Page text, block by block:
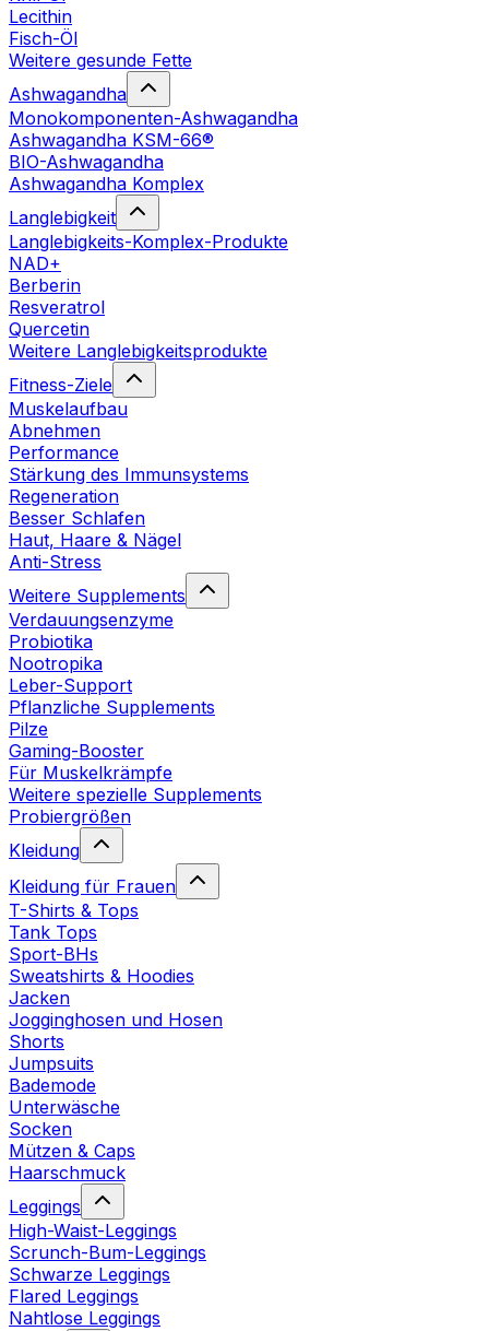
Lecithin
Fisch-Öl
Weitere gesunde Fette
Ashwagandha
Monokomponenten-Ashwagandha
Ashwagandha KSM-66®
BIO-Ashwagandha
Ashwagandha Komplex
Langlebigkeit
Langlebigkeits-Komplex-Produkte
NAD+
Berberin
Resveratrol
Quercetin
Weitere Langlebigkeitsprodukte
Fitness-Ziele
Muskelaufbau
Abnehmen
Performance
Stärkung des Immunsystems
Regeneration
Besser Schlafen
Haut, Haare & Nägel
Anti-Stress
Weitere Supplements
Verdauungsenzyme
Probiotika
Nootropika
Leber-Support
Pflanzliche Supplements
Pilze
Gaming-Booster
Für Muskelkrämpfe
Weitere spezielle Supplements
Probiergrößen
Kleidung
Kleidung für Frauen
T-Shirts & Tops
Tank Tops
Sport-BHs
Sweatshirts & Hoodies
Jacken
Jogginghosen und Hosen
Shorts
Jumpsuits
Bademode
Unterwäsche
Socken
Mützen & Caps
Haarschmuck
Leggings
High-Waist-Leggings
Scrunch-Bum-Leggings
Schwarze Leggings
Flared Leggings
Nahtlose Leggings